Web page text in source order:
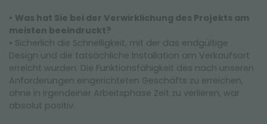
• Was hat Sie bei der Verwirklichung des Projekts am
meisten beeindruckt?
• Sicherlich die Schnelligkeit, mit der das endgültige
Design und die tatsächliche Installation am Verkaufsort
erreicht wurden. Die Funktionsfähigkeit des nach unseren
Anforderungen eingerichteten Geschäfts zu erreichen,
ohne in irgendeiner Arbeitsphase Zeit zu verlieren, war
absolut positiv.